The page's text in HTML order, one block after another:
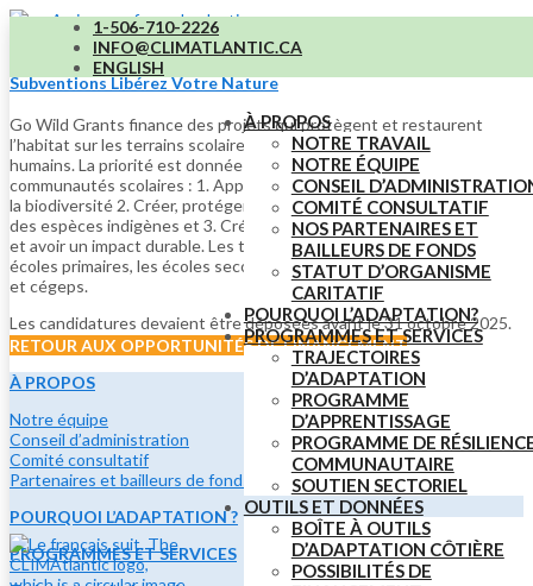
1-506-710-2226
INFO@CLIMATLANTIC.CA
ENGLISH
À PROPOS
NOTRE TRAVAIL
NOTRE ÉQUIPE
CONSEIL
COMITÉ CONSULTATIF
NOS PARTENAIRES ET
BAILLEURS DE FONDS
STATUT D’ORGANISME
CARITATIF
POURQUOI L’ADAPTATION?
PROGRAMMES ET SERVICES
TRAJECTOIRES
D’ADAPTATION
PROGRAMME
D’APPRENTISSAGE
PROGRAMME DE
COMMUNAUTAIRE
SOUTIEN SECTORIEL
OUTILS ET DONNÉES
BOÎTE À OUTILS
D’ADAPTATION CÔTIÈRE
POSSIBILITÉS DE
Subventions Libérez Votre Nature
Go Wild Grants finance des projets qui protègent et restaurent
l’habitat sur les terrains scolaires au profit des espèces et des
humains. La priorité est donnée aux projets qui aident les
communautés scolaires : 1. Apprendre et découvrir l’écosystème et
la biodiversité 2. Créer, protéger ou restaurer l’habitat en utilisant
des espèces indigènes et 3. Créer des liens avec les communautés
et avoir un impact durable. Les trois sources de financement sont les
écoles primaires, les écoles secondaires et les collèges, universités
et cégeps.
Les candidatures devaient être déposées avant le 31 octobre 2025.
RETOUR AUX OPPORTUNITÉS DE FINANCEMENT
À PROPOS
Notre équipe
Conseil d’administration
Comité consultatif
Partenaires et bailleurs de fonds
POURQUOI L’ADAPTATION ?
PROGRAMMES ET SERVICES